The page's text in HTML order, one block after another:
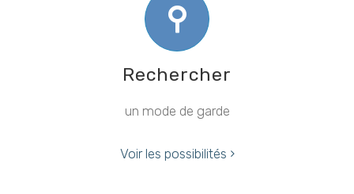
Rechercher
un mode de garde
Voir les possibilités